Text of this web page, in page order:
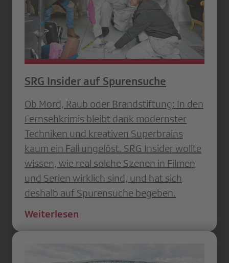
SRG Insider auf Spurensuche
Ob Mord, Raub oder Brandstiftung: In den
Fernsehkrimis bleibt dank modernster
Techniken und kreativen Superbrains
kaum ein Fall ungelöst. SRG Insider wollte
wissen, wie real solche Szenen in Filmen
und Serien wirklich sind, und hat sich
deshalb auf Spurensuche begeben.
Weiterlesen